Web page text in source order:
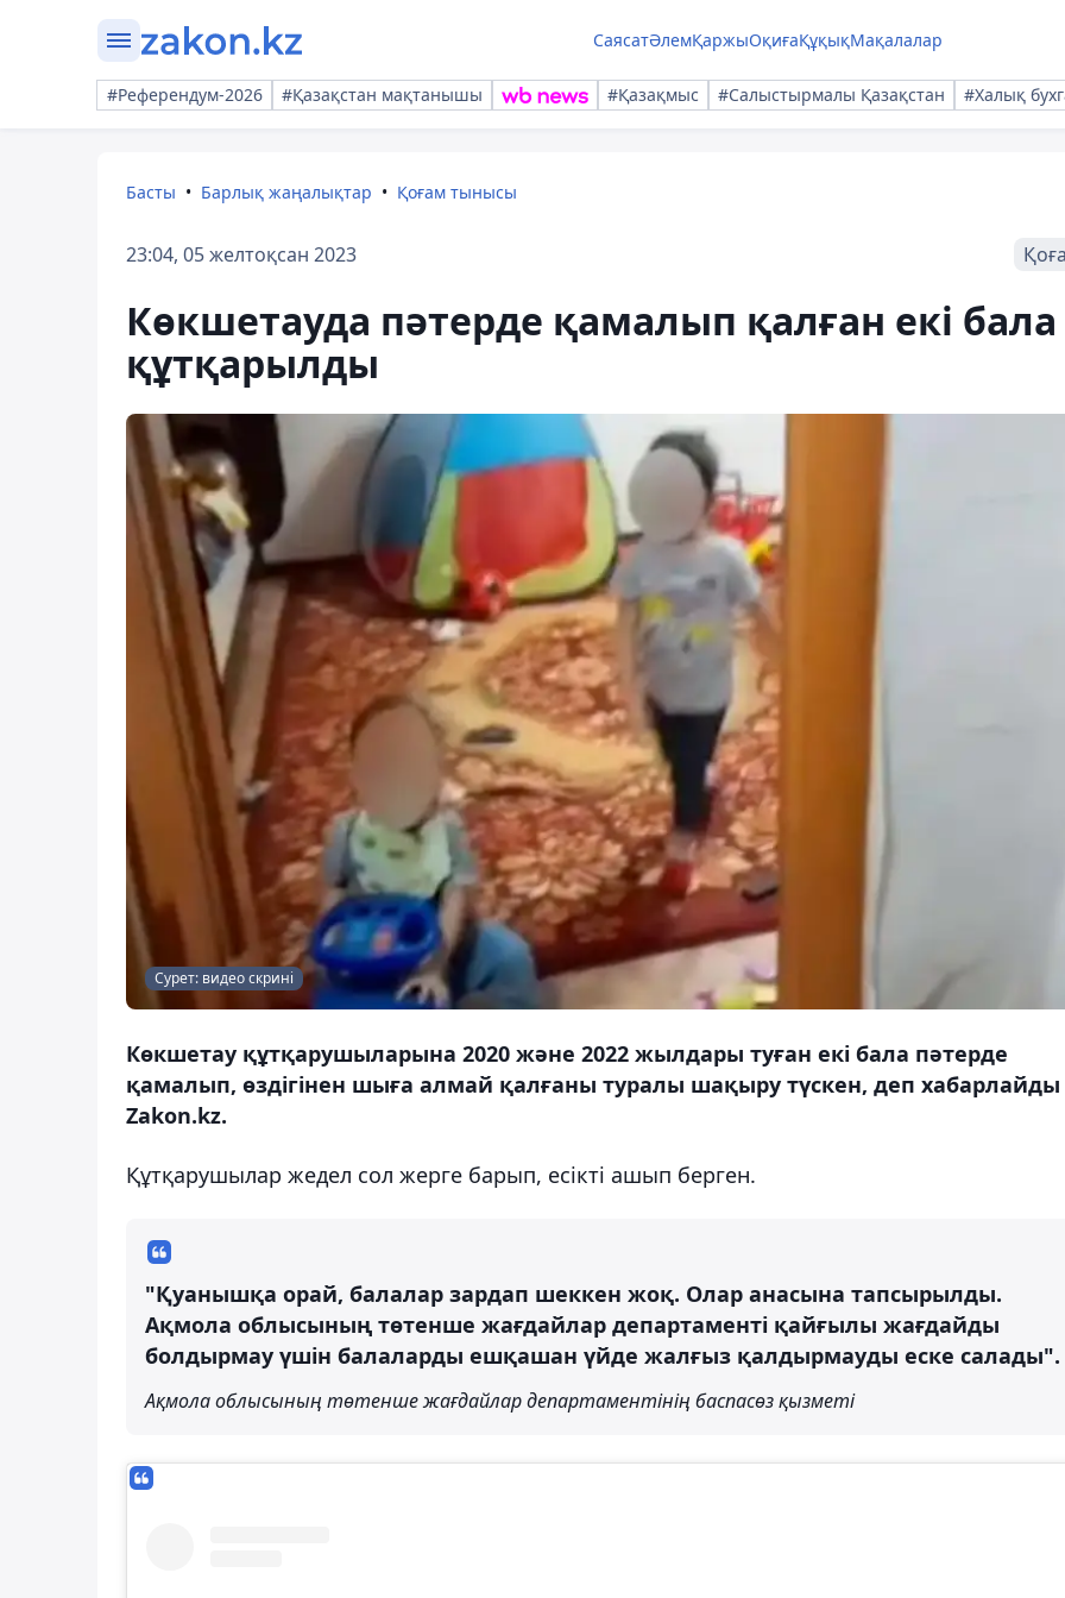
СаясатӘлемҚаржыОқиғаҚұқықМақалалар
#Референдум-2026 #Қазақстан мақтанышы #Қазақмыс #Салыстырмалы Қазақстан #Халық
Басты Барлық жаңалықтар Қоғам тынысы
23:04, 05 желтоқсан 2023
Көкшетауда пәтерде қамалып қалған екі бала
құтқарылды
Сурет: видео скрині
Көкшетау құтқарушыларына 2020 және 2022 жылдары туған екі бала пәтерде
қамалып, өздігінен шыға алмай қалғаны туралы шақыру түскен, деп хабарлайды
Zakon.kz.
Құтқарушылар жедел сол жерге барып, есікті ашып берген.
"Қуанышқа орай, балалар зардап шеккен жоқ. Олар анасына тапсырылды.
Ақмола облысының төтенше жағдайлар департаменті қайғылы жағдайды
болдырмау үшін балаларды ешқашан үйде жалғыз қалдырмауды еске салады".
Ақмола облысының төтенше жағдайлар департаментінің баспасөз қызметі